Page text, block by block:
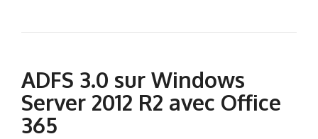
ADFS 3.0 sur Windows
Server 2012 R2 avec Office
365